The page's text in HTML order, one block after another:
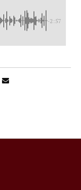
-2:57